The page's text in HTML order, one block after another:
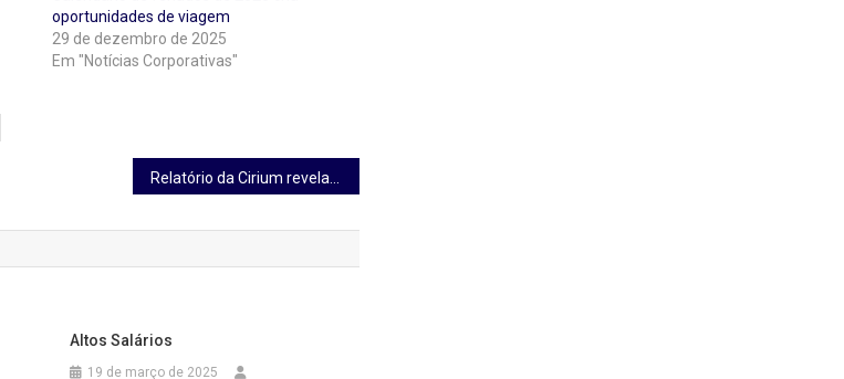
oportunidades de viagem
29 de dezembro de 2025
Em "Notícias Corporativas"
Relatório da Cirium revela: 21 anos de crescimento no tráfego de passageiros das companhias aéreas dizimados em 2020 Cirium Report Reveals
Altos Salários
19 de março de 2025